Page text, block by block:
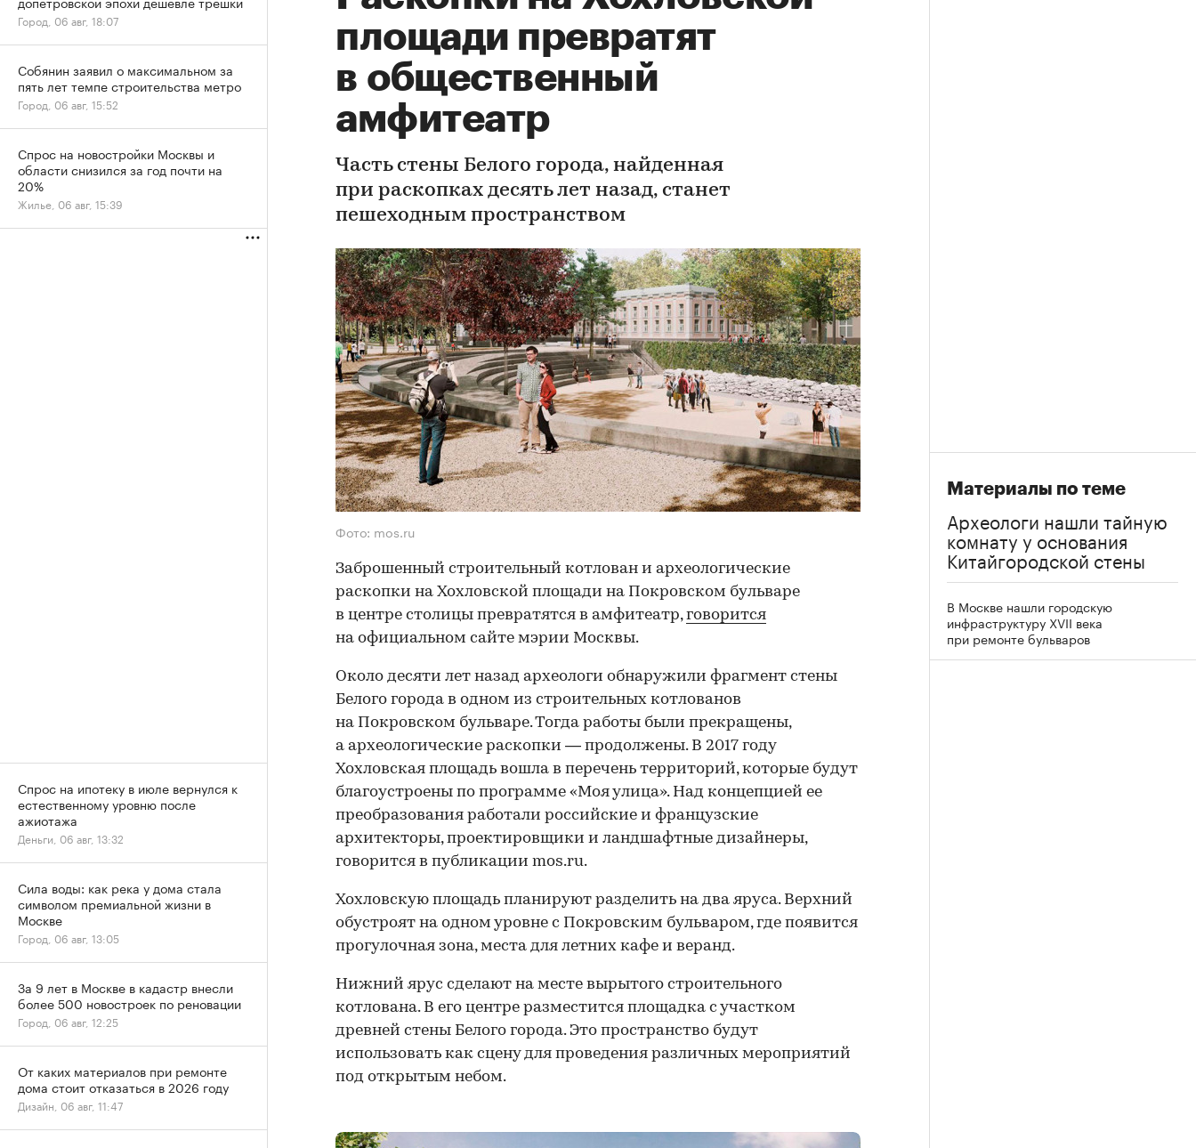
площади превратят
в общественный
амфитеатр
Часть стены Белого города, найденная
при раскопках десять лет назад, станет
пешеходным пространством
Фото: mos.ru
Заброшенный строительный котлован и археологические
раскопки на Хохловской площади на Покровском бульваре
в центре столицы превратятся в амфитеатр,говорится
на официальном сайте мэрии Москвы.
Около десяти лет назад археологи обнаружили фрагмент стены
Белого города в одном из строительных котлованов
на Покровском бульваре. Тогда работы были прекращены,
а археологические раскопки — продолжены. В 2017 году
Хохловская площадь вошла в перечень территорий, которые будут
благоустроены по программе «Моя улица». Над концепцией ее
преобразования работали российские и французские
архитекторы, проектировщики и ландшафтные дизайнеры,
говорится в публикации mos.ru.
Хохловскую площадь планируют разделить на два яруса. Верхний
обустроят на одном уровне с Покровским бульваром, где появится
прогулочная зона, места для летних кафе и веранд.
Нижний ярус сделают на месте вырытого строительного
котлована. В его центре разместится площадка с участком
древней стены Белого города. Это пространство будут
использовать как сцену для проведения различных мероприятий
под открытым небом.
Материалы по теме
Археологи нашли тайную
комнату у основания
Китайгородской стены
В Москве нашли городскую
инфраструктуру XVII века
при ремонте бульваров
Город, 06 авг, 18:07
Собянин заявил о максимальном за
пять лет темпе строительства метро
Город, 06 авг, 15:52
Спрос на новостройки Москвы и
области снизился за год почти на
20%
Жилье, 06 авг, 15:39
Спрос на ипотеку в июле вернулся к
естественному уровню после
ажиотажа
Деньги, 06 авг, 13:32
Сила воды: как река у дома стала
символом премиальной жизни в
Москве
Город, 06 авг, 13:05
За 9 лет в Москве в кадастр внесли
более 500 новостроек по реновации
Город, 06 авг, 12:25
От каких материалов при ремонте
дома стоит отказаться в 2026 году
Дизайн, 06 авг, 11:47